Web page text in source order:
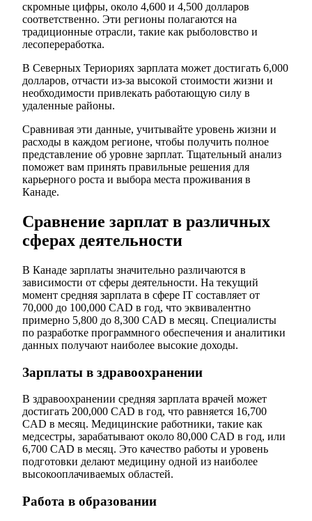
скромные цифры, около 4,600 и 4,500 долларов
соответственно. Эти регионы полагаются на
традиционные отрасли, такие как рыболовство и
лесопереработка.
В Северных Териориях зарплата может достигать 6,000
долларов, отчасти из-за высокой стоимости жизни и
необходимости привлекать работающую силу в
удаленные районы.
Сравнивая эти данные, учитывайте уровень жизни и
расходы в каждом регионе, чтобы получить полное
представление об уровне зарплат. Тщательный анализ
поможет вам принять правильные решения для
карьерного роста и выбора места проживания в
Канаде.
Сравнение зарплат в различных
сферах деятельности
В Канаде зарплаты значительно различаются в
зависимости от сферы деятельности. На текущий
момент средняя зарплата в сфере IT составляет от
70,000 до 100,000 CAD в год, что эквивалентно
примерно 5,800 до 8,300 CAD в месяц. Специалисты
по разработке программного обеспечения и аналитики
данных получают наиболее высокие доходы.
Зарплаты в здравоохранении
В здравоохранении средняя зарплата врачей может
достигать 200,000 CAD в год, что равняется 16,700
CAD в месяц. Медицинские работники, такие как
медсестры, зарабатывают около 80,000 CAD в год, или
6,700 CAD в месяц. Это качество работы и уровень
подготовки делают медицину одной из наиболее
высокооплачиваемых областей.
Работа в образовании